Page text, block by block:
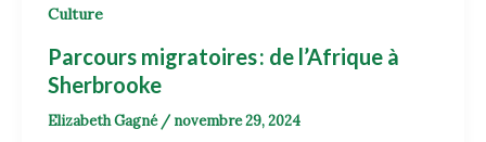
Culture
Parcours migratoires : de l’Afrique à
Sherbrooke
Elizabeth Gagné / novembre 29, 2024